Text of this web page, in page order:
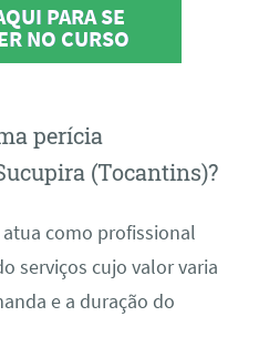
PARA SE
NO CURSO
perícia
(Tocantins)?
como profissional
serviços cujo valor varia
e a duração do